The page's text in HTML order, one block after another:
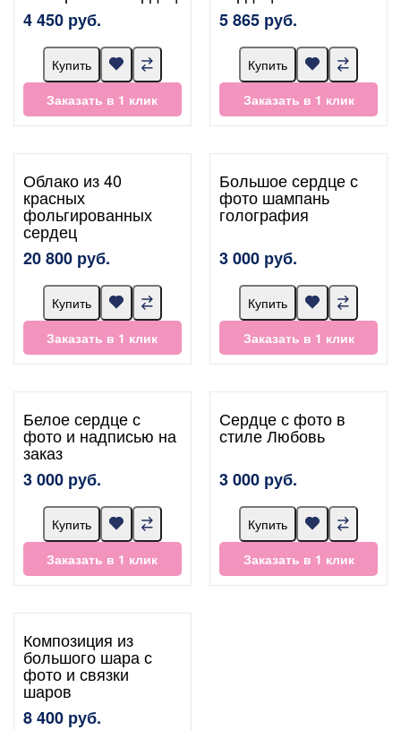
4 450 руб.
Купить
Заказать в 1 клик
5 865 руб.
Купить
Заказать в 1 клик
Облако из 40
красных
фольгированных
сердец
20 800 руб.
Купить
Заказать в 1 клик
Большое сердце с
фото шампань
голография
3 000 руб.
Купить
Заказать в 1 клик
Белое сердце с
фото и надписью на
заказ
3 000 руб.
Купить
Заказать в 1 клик
Сердце с фото в
стиле Любовь
3 000 руб.
Купить
Заказать в 1 клик
Композиция из
большого шара с
фото и связки
шаров
8 400 руб.